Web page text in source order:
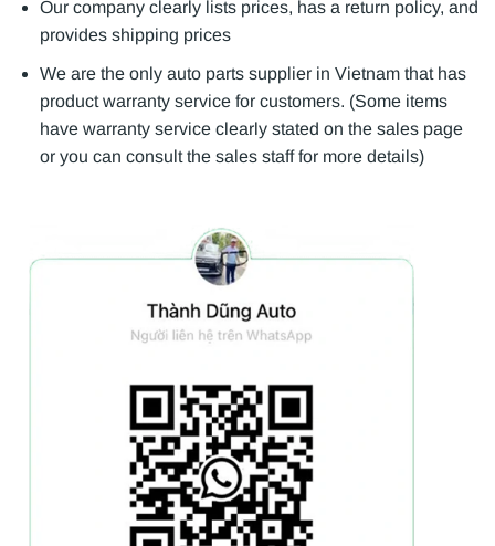
Our company clearly lists prices, has a return policy, and
provides shipping prices
We are the only auto parts supplier in Vietnam that has
product warranty service for customers. (Some items
have warranty service clearly stated on the sales page
or you can consult the sales staff for more details)